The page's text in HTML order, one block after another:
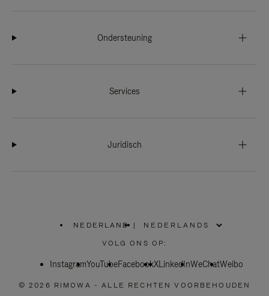
Ondersteuning
Services
Juridisch
NEDERLAND
SELECTEER
UW
|
VOLG ONS OP:
InstagramYouTubeFacebookXLinkedInWeChatWeibo
© 2026 RIMOWA - ALLE RECHTEN VOORBEHOUDEN